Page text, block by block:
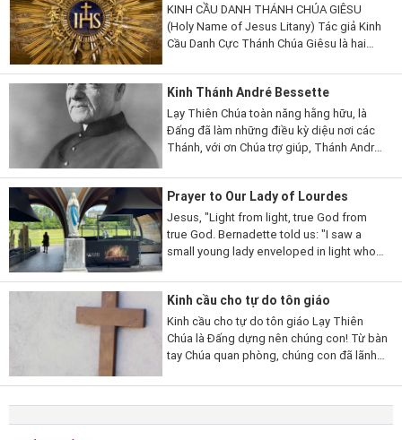
KINH CẦU DANH THÁNH CHÚA GIÊSU
(Holy Name of Jesus Litany) Tác giả Kinh
Cầu Danh Cực Thánh Chúa Giêsu là hai
Bernadine thành Siena (1380-1444), cả hai
đều có lòng rất sùng kính và...
Kinh Thánh André Bessette
Lạy Thiên Chúa toàn năng hằng hữu, là
Đấng đã làm những điều kỳ diệu nơi các
Thánh, với ơn Chúa trợ giúp, Thánh André
sống nghèo khó và khiêm nhường, nên...
Prayer to Our Lady of Lourdes
Jesus, "Light from light, true God from
true God. Bernadette told us: "I saw a
small young lady enveloped in light who
your Immaculate Mother is the reflection
of your Light, You...
Kinh cầu cho tự do tôn giáo
Kinh cầu cho tự do tôn giáo Lạy Thiên
Chúa là Đấng dựng nên chúng con! Từ bàn
tay Chúa quan phòng, chúng con đã lãnh
được theo đuổi hạnh phúc. Chúa...